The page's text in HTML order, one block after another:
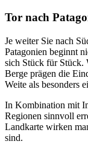
Tor nach
Je weiter Sie nach
Patagonien beginnt
sich Stück für Stück.
Berge prägen die
Weite als besonders
In Kombination mit
Regionen sinnvoll
Landkarte wirken
sind.